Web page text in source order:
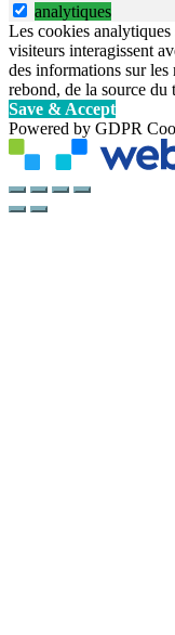
analytiques
Les cookies
visiteurs interagissent
des informations sur les
rebond, de la source du
Save & Accept
Powered by GDPR